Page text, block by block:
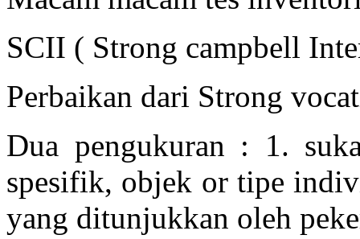
SCII ( Strong campbell
Perbaikan dari Strong
Dua pengukuran : 1.
spesifik, objek or tipe
yang ditunjukkan oleh